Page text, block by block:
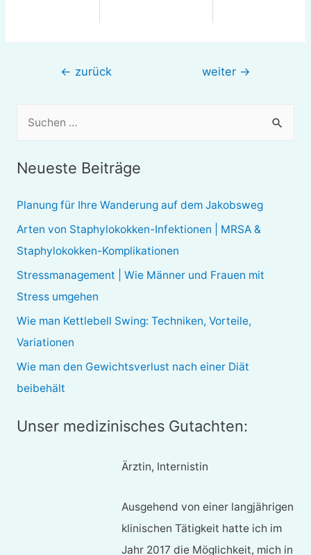
Beitragsnavigation
← zurück weiter →
e
n
n
Neueste Beiträge
Planung für Ihre Wanderung auf dem Jakobsweg
Arten von Staphylokokken-Infektionen | MRSA &
Staphylokokken-Komplikationen
Stressmanagement | Wie Männer und Frauen mit
Stress umgehen
Wie man Kettlebell Swing: Techniken, Vorteile,
Variationen
Wie man den Gewichtsverlust nach einer Diät
beibehält
Unser medizinisches Gutachten:
Ärztin, Internistin
Ausgehend von einer langjährigen
klinischen Tätigkeit hatte ich im
Jahr 2017 die Möglichkeit, mich in